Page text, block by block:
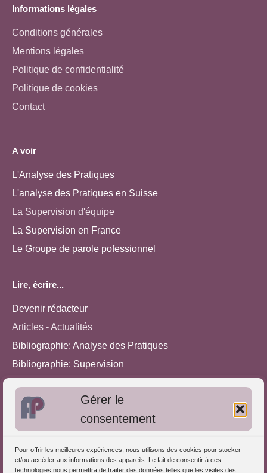
Gérer le
consentement
Pour offrir les meilleures expériences, nous utilisons des cookies pour stocker
et/ou accéder aux informations des appareils. Le fait de consentir à ces
technologies nous permettra de traiter des données telles que les visites des
Informations légales
Conditions générales
Mentions légales
Politique de confidentialité
Politique de cookies
Contact
A voir
L'Analyse des Pratiques
L'analyse des Pratiques en Suisse
La Supervision d'équipe
La Supervision en France
Le Groupe de parole pofessionnel
Lire, écrire...
Devenir rédacteur
Articles - Actualités
Bibliographie: Analyse des Pratiques
Bibliographie: Supervision
Approches de l'Analyse des pratiques
S'inscrire dans l'Annuaire